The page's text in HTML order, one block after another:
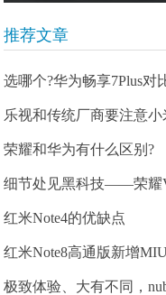
推荐文章
选哪个?华为畅享7Plus对
乐视和传统厂商要注意
荣耀和华为有什么区别?
细节处见黑科技——荣耀
红米Note4的优缺点
红米Note8高通版新增
极致体验、大有不同，